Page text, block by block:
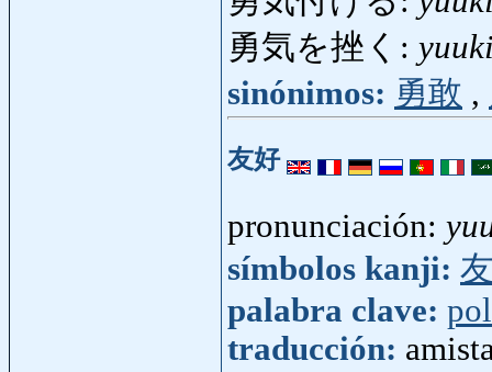
勇気を挫く:
sinónimos: 勇敢 ,
友好
pronunciación:
símbolos kanji:
palabra clave:
traducción: